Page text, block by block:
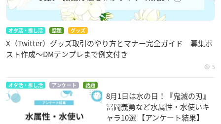
オタ活・推し活 話題 グッズ
X（Twitter）グッズ取引のやり方とマナー完全ガイド 募集ポ
スト作成〜DMテンプレまで例文付き
5
オタ活・推し活 アンケート 話題
8月1日は水の日！『鬼滅の刃』
冨岡義勇など水属性・水使いキ
ャラ10選 【アンケート結果】